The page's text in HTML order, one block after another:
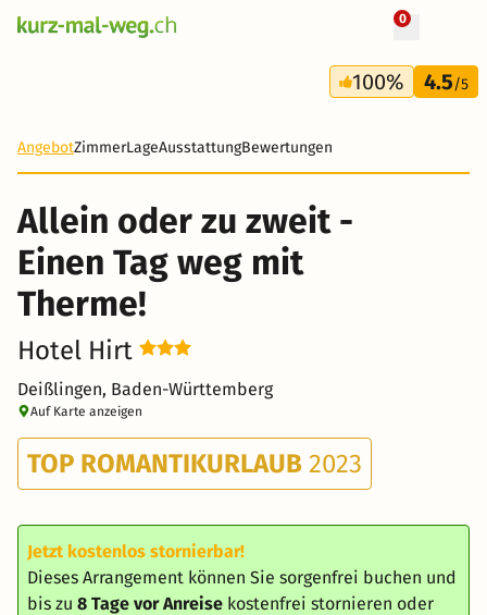
0
2 Tage
138 CHF
+ 26 Fotos
100% 4.5/5
AngebotZimmerLageAusstattungBewertungen
Allein oder zu zweit -
Einen Tag weg mit
Therme!
Hotel Hirt
Deißlingen, Baden-Württemberg
Auf Karte anzeigen
TOP ROMANTIKURLAUB 2023
Jetzt kostenlos stornierbar!
Dieses Arrangement können Sie sorgenfrei buchen und
bis zu 8 Tage vor Anreise kostenfrei stornieren oder